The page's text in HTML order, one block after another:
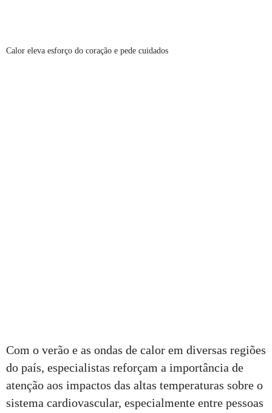
Calor eleva esforço do coração e pede cuidados
Com o verão e as ondas de calor em diversas regiões
do país, especialistas reforçam a importância de
atenção aos impactos das altas temperaturas sobre o
sistema cardiovascular, especialmente entre pessoas